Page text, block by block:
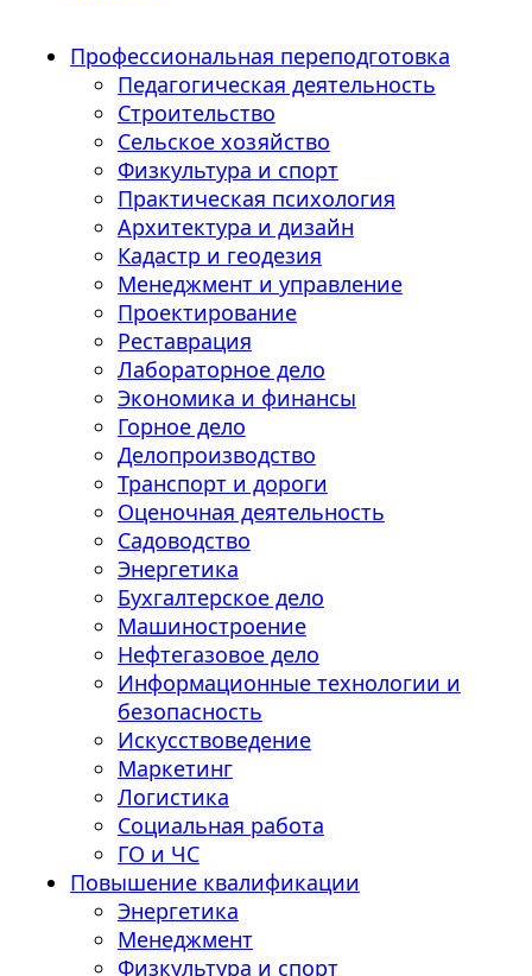
Профессиональная переподготовка
Педагогическая деятельность
Строительство
Сельское хозяйство
Физкультура и спорт
Практическая психология
Архитектура и дизайн
Кадастр и геодезия
Менеджмент и управление
Проектирование
Реставрация
Лабораторное дело
Экономика и финансы
Горное дело
Делопроизводство
Транспорт и дороги
Оценочная деятельность
Садоводство
Энергетика
Бухгалтерское дело
Машиностроение
Нефтегазовое дело
Информационные технологии и
безопасность
Искусствоведение
Маркетинг
Логистика
Социальная работа
ГО и ЧС
Повышение квалификации
Энергетика
Менеджмент
Физкультура и спорт